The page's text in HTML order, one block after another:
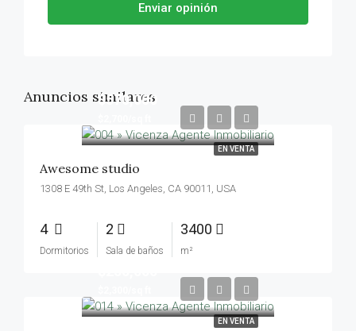
Enviar opinión
Anuncios similares
EN VENTA
$570,000
Awesome studio
1308 E 49th St, Los Angeles, CA 90011, USA
4
Dormitorios
2
Sala de baños
3400
m²
EN VENTA